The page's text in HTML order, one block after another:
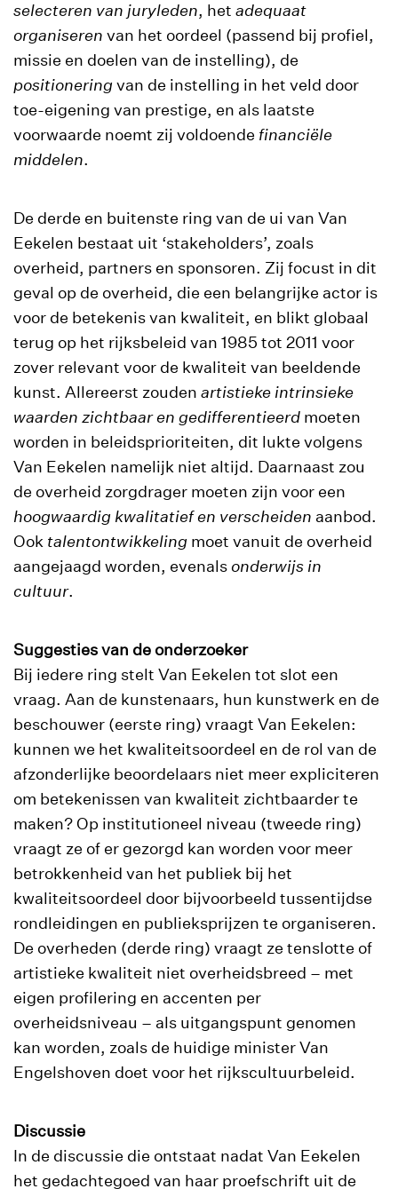
selecteren van juryleden, het adequaat
organiseren van het oordeel (passend bij profiel,
missie en doelen van de instelling), de
positionering van de instelling in het veld door
toe-eigening van prestige, en als laatste
voorwaarde noemt zij voldoende financiële
middelen.
De derde en buitenste ring van de ui van Van
Eekelen bestaat uit ‘stakeholders’, zoals
overheid, partners en sponsoren. Zij focust in dit
geval op de overheid, die een belangrijke actor is
voor de betekenis van kwaliteit, en blikt globaal
terug op het rijksbeleid van 1985 tot 2011 voor
zover relevant voor de kwaliteit van beeldende
kunst. Allereerst zouden artistieke intrinsieke
waarden zichtbaar en gedifferentieerd moeten
worden in beleidsprioriteiten, dit lukte volgens
Van Eekelen namelijk niet altijd. Daarnaast zou
de overheid zorgdrager moeten zijn voor een
hoogwaardig kwalitatief en verscheiden aanbod.
Ook talentontwikkeling moet vanuit de overheid
aangejaagd worden, evenalsonderwijs in
cultuur.
Suggesties van de onderzoeker
Bij iedere ring stelt Van Eekelen tot slot een
vraag. Aan de kunstenaars, hun kunstwerk en de
beschouwer (eerste ring) vraagt Van Eekelen:
kunnen we het kwaliteitsoordeel en de rol van de
afzonderlijke beoordelaars niet meer expliciteren
om betekenissen van kwaliteit zichtbaarder te
maken? Op institutioneel niveau (tweede ring)
vraagt ze of er gezorgd kan worden voor meer
betrokkenheid van het publiek bij het
kwaliteitsoordeel door bijvoorbeeld tussentijdse
rondleidingen en publieksprijzen te organiseren.
De overheden (derde ring) vraagt ze tenslotte of
artistieke kwaliteit niet overheidsbreed – met
eigen profilering en accenten per
overheidsniveau – als uitgangspunt genomen
kan worden, zoals de huidige minister Van
Engelshoven doet voor het rijkscultuurbeleid.
Discussie
In de discussie die ontstaat nadat Van Eekelen
het gedachtegoed van haar proefschrift uit de